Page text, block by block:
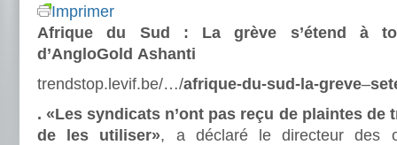
Imprimer
Afrique du Sud : La grève s’étend à
d’AngloGold Ashanti
trendstop.levif.be/…/afrique-du-sud-la-greve–
. «Les syndicats n’ont pas reçu de plaintes de
de les utiliser», a déclaré le directeur des